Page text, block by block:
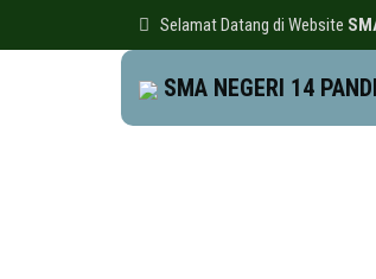
Selamat Datang di Website
SMA NEGERI 14